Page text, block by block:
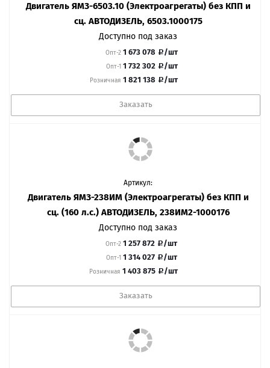
Двигатель ЯМЗ-6503.10 (Электроагрегаты) без КПП и
сц. АВТОДИЗЕЛЬ, 6503.1000175
Доступно под заказ
Опт-2 1 673 078 /шт
Опт-1 1 732 302 /шт
Розничная 1 821 138 /шт
Заказать
Артикул:
Двигатель ЯМЗ-238ИМ (Электроагрегаты) без КПП и
сц. (160 л.с.) АВТОДИЗЕЛЬ, 238ИМ2-1000176
Доступно под заказ
Опт-2 1 257 872 /шт
Опт-1 1 314 027 /шт
Розничная 1 403 875 /шт
Заказать